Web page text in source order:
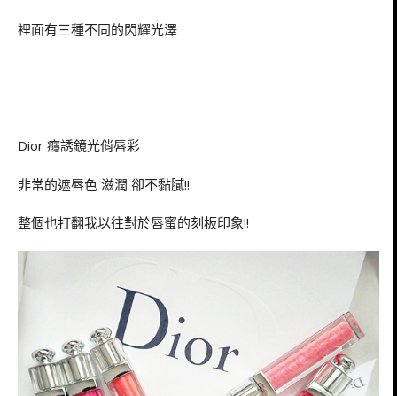
裡面有三種不同的閃耀光澤
Dior 癮誘鏡光俏唇彩
非常的遮唇色 滋潤 卻不黏膩!!
整個也打翻我以往對於唇蜜的刻板印象!!